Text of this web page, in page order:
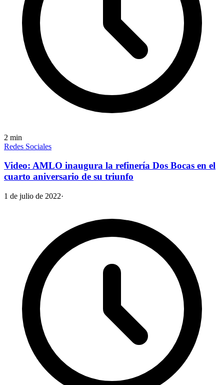
2 min
Redes Sociales
Video: AMLO inaugura la refinería Dos Bocas en el
cuarto aniversario de su triunfo
1 de julio de 2022·